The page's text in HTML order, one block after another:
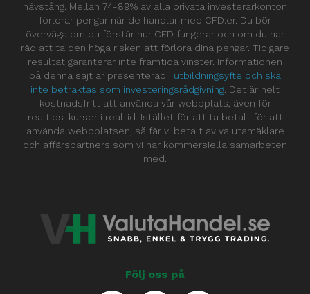
hävstång. Mellan 74-89% av alla privata investerarkonton
förlorar pengar när de handlar med CFD:er. Du bör
överväga om du förstår hur CFD fungerar och om du har
råd att ta den höga risken att förlora dina pengar. Tidigare
resultat garanterar inte framtida vinster. Informationen
på denna sajt är presenterad i utbildningsyfte och ska
inte betraktas som investeringsrådgivning . Det är helt
kostnadsfritt att använda vår webbplats, även för
realtids-kurser i realtid. Istället för att ta betalt för att
använda webbplatsen, så får vi betalt av valutamäklare
och affärspartners som vi har kommersiella samarbeten
med.
Följ oss på